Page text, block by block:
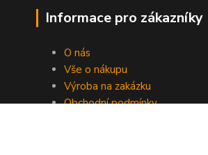
Informace pro zákazníky
O nás
Vše o nákupu
Výroba na zakázku
Obchodní podmínky